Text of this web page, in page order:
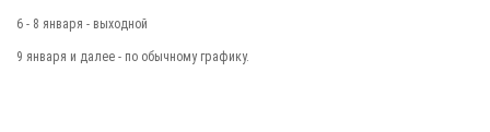
6 - 8 января - выходной
9 января и далее - по обычному графику.